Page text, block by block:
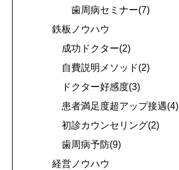
歯周病セミナー(7)
鉄板ノウハウ
成功ドクター(2)
自費説明メソッド(2)
ドクター好感度(3)
患者満足度超アップ接遇(4)
初診カウンセリング(2)
歯周病予防(9)
経営ノウハウ